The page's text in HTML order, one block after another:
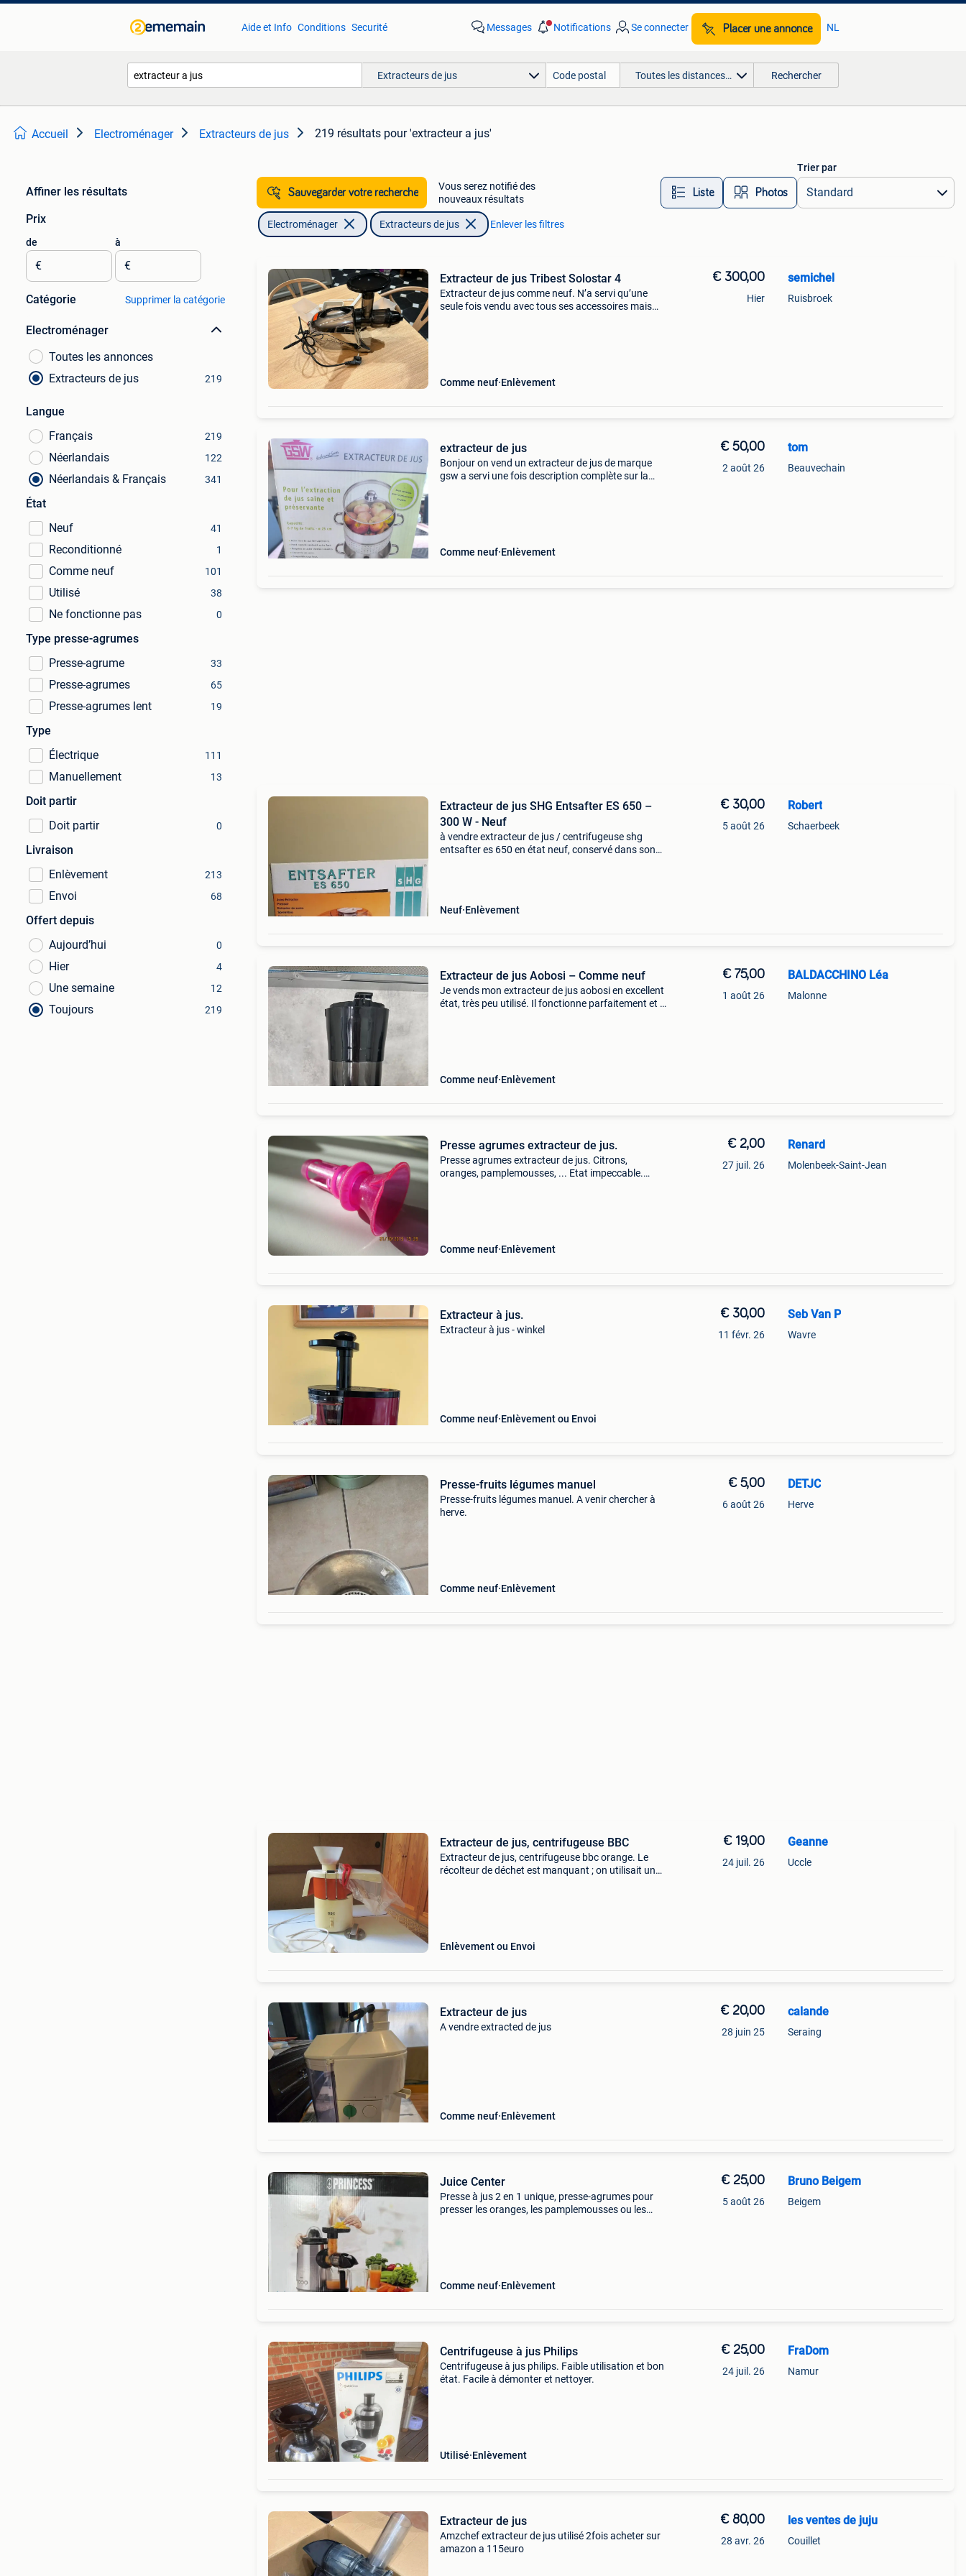
Aide et Info Conditions Securité Messages Notifications Se connecter Placer une annonce NL
Extracteurs de jus Toutes les distances… Rechercher
Accueil Electroménager Extracteurs de jus 219 résultats pour 'extracteur a jus'
Affiner les résultats
Prix
de
€
à
€
Catégorie Supprimer la catégorie
Electroménager
Toutes les annonces
Extracteurs de jus
219
Langue
Français
219
Néerlandais 122
Néerlandais & Français 341
État
Neuf
41
Reconditionné 1
Comme neuf 101
Utilisé 38
Ne fonctionne pas 0
Type presse-agrumes
Presse-agrume
33
Presse-agrumes 65
Presse-agrumes lent 19
Type
Électrique
111
Manuellement 13
Doit partir
Doit partir
0
Livraison
Enlèvement
213
Envoi 68
Offert depuis
Aujourd’hui
0
Hier 4
Une semaine 12
Toujours 219
Sauvegarder votre recherche
Vous serez notifié des
nouveaux résultats
Liste Photos
Trier par
Electroménager Extracteurs de jus Enlever les filtres
Extracteur de jus Tribest Solostar 4
Extracteur de jus comme neuf. N’a servi qu’une
seule fois vendu avec tous ses accessoires mais
Comme neuf Enlèvement
€ 300,00
Hier
semichel
Ruisbroek
extracteur de jus
Bonjour on vend un extracteur de jus de marque
gsw a servi une fois description complète sur la
Comme neuf Enlèvement
€ 50,00
2 août 26
tom
Beauvechain
Extracteur de jus SHG Entsafter ES 650 –
300 W - Neuf
à vendre extracteur de jus / centrifugeuse shg
entsafter es 650 en état neuf, conservé dans son
Neuf Enlèvement
€ 30,00
5 août 26
Robert
Schaerbeek
Extracteur de jus Aobosi – Comme neuf
Je vends mon extracteur de jus aobosi en excellent
état, très peu utilisé. Il fonctionne parfaitement et a
Comme neuf Enlèvement
€ 75,00
1 août 26
BALDACCHINO Léa
Malonne
Presse agrumes extracteur de jus.
Presse agrumes extracteur de jus. Citrons,
oranges, pamplemousses, ... Etat impeccable.
Comme neuf Enlèvement
€ 2,00
27 juil. 26
Renard
Molenbeek-Saint-Jean
Extracteur à jus.
Extracteur à jus - winkel
Comme neuf Enlèvement ou Envoi
€ 30,00
11 févr. 26
Seb Van P
Wavre
Presse-fruits légumes manuel
Presse-fruits légumes manuel. A venir chercher à
herve.
Comme neuf Enlèvement
€ 5,00
6 août 26
DETJC
Herve
Extracteur de jus, centrifugeuse BBC
Extracteur de jus, centrifugeuse bbc orange. Le
récolteur de déchet est manquant ; on utilisait un
Enlèvement ou Envoi
€ 19,00
24 juil. 26
Geanne
Uccle
Extracteur de jus
A vendre extracted de jus
Comme neuf Enlèvement
€ 20,00
28 juin 25
calande
Seraing
Juice Center
Presse à jus 2 en 1 unique, presse-agrumes pour
presser les oranges, les pamplemousses ou les
Comme neuf Enlèvement
€ 25,00
5 août 26
Bruno Beigem
Beigem
Centrifugeuse à jus Philips
Centrifugeuse à jus philips. Faible utilisation et bon
état. Facile à démonter et nettoyer.
Utilisé Enlèvement
€ 25,00
24 juil. 26
FraDom
Namur
Extracteur de jus
Amzchef extracteur de jus utilisé 2fois acheter sur
amazon a 115euro
€ 80,00
28 avr. 26
les ventes de juju
Couillet